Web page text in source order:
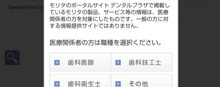
モリタのポータルサイト デンタルプラザで掲載し
ているモリタの製品、サービス等の情報は、医療
関係者の方を対象にしたものです。一般の方に対
する情報提供サイトではありません。
医療関係者の方は職種を選択ください。
Spreader Point System
品目コード
4963931102037